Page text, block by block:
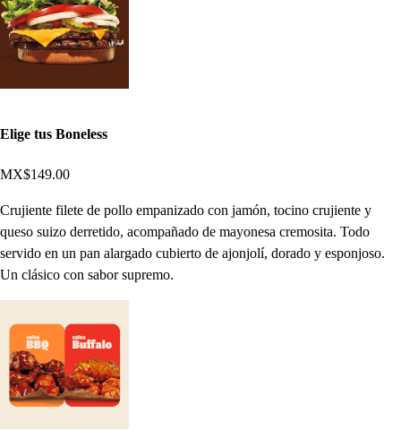
Elige tus Boneless
MX$149.00
Crujiente filete de pollo empanizado con jamón, tocino crujiente y
queso suizo derretido, acompañado de mayonesa cremosita. Todo
servido en un pan alargado cubierto de ajonjolí, dorado y esponjoso.
Un clásico con sabor supremo.